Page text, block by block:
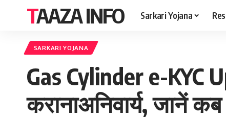
TAAZA INFO Sarkari Yojana
SARKARI YOJANA
Gas Cylinder e-KYC
करानाअनिवार्य,